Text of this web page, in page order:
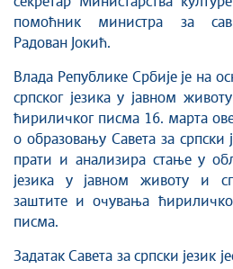
помоћник министра за
Радован Јокић.
Влада Републике Србије је на
српског језика у јавном
ћириличког писма 16. марта
о образовању Савета за српски
прати и анализира стање у
језика у јавном животу и
заштите и очувања
писма.
Задатак Савета за српски језик